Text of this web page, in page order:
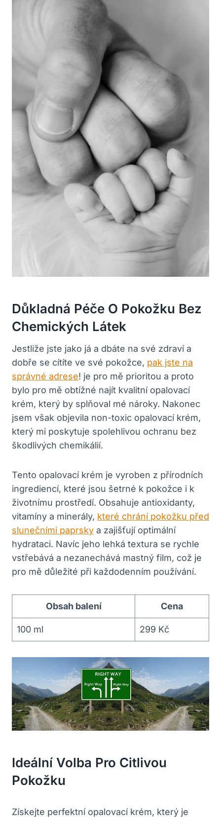
Důkladná Péče O Pokožku Bez
Chemických Látek
Jestliže jste jako já a dbáte na své zdraví a
dobře se cítíte ve své pokožce, pak jste na
správné adrese! je pro mě prioritou a proto
bylo pro mě obtížné najít kvalitní opalovací
krém, který by splňoval mé nároky. Nakonec
jsem však objevila non-toxic opalovací krém,
který mi poskytuje spolehlivou ochranu bez
škodlivých chemikálií.
Tento opalovací krém je vyroben z přírodních
ingrediencí, které jsou šetrné k pokožce i k
životnímu prostředí. Obsahuje antioxidanty,
vitamíny a minerály, které chrání pokožku před
slunečními paprsky a zajišťují optimální
hydrataci. Navíc jeho lehká textura se rychle
vstřebává a nezanechává mastný film, což je
pro mě důležité při každodenním používání.
Obsah balení Cena
100 ml 299 Kč
Ideální Volba Pro Citlivou
Pokožku
Získejte perfektní opalovací krém, který je